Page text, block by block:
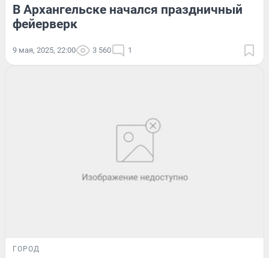
В Архангельске начался праздничный
фейерверк
9 мая, 2025, 22:00 3 560 1
ГОРОД